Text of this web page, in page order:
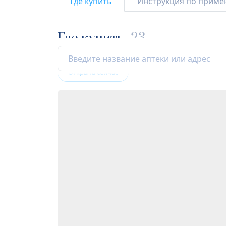
Где купить 23
Открыта сейчас